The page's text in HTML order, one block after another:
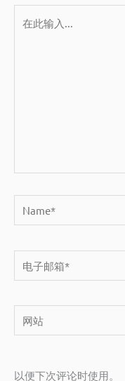
Name*
子
箱
*
网
站
以便下次评论时使用。